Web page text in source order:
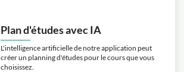
Plan d'études avec IA
L'intelligence artificielle de notre application peut
créer un planning d'études pour le cours que vous
choisissez.